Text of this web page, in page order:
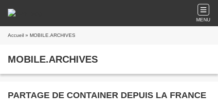
MENU
Accueil » MOBILE.ARCHIVES
MOBILE.ARCHIVES
PARTAGE DE CONTAINER DEPUIS LA FRANCE